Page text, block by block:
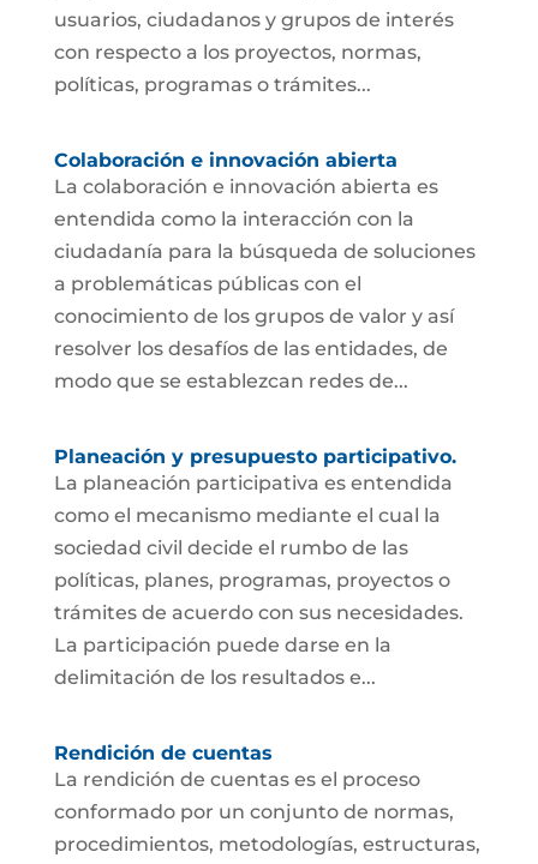
usuarios, ciudadanos y grupos de interés
con respecto a los proyectos, normas,
políticas, programas o trámites...
Colaboración e innovación abierta
La colaboración e innovación abierta es
entendida como la interacción con la
ciudadanía para la búsqueda de soluciones
a problemáticas públicas con el
conocimiento de los grupos de valor y así
resolver los desafíos de las entidades, de
modo que se establezcan redes de...
Planeación y presupuesto participativo.
La planeación participativa es entendida
como el mecanismo mediante el cual la
sociedad civil decide el rumbo de las
políticas, planes, programas, proyectos o
trámites de acuerdo con sus necesidades.
La participación puede darse en la
delimitación de los resultados e...
Rendición de cuentas
La rendición de cuentas es el proceso
conformado por un conjunto de normas,
procedimientos, metodologías, estructuras,